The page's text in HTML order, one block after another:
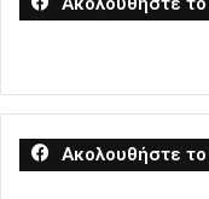
Ακολουθήστε